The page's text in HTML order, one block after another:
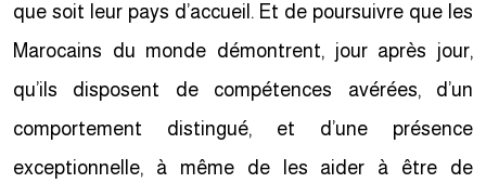
que soit leur pays d’accueil. Et de poursuivre que les
Marocains du monde démontrent, jour après jour,
qu’ils disposent de compétences avérées, d’un
comportement distingué, et d’une présence
exceptionnelle, à même de les aider à être de